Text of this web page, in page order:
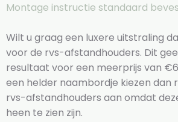
Montage instructie standaard
Wilt u graag een luxere uitstraling
voor de rvs-afstandhouders. Dit
resultaat voor een meerprijs van
een helder naambordje kiezen dan
rvs-afstandhouders aan omdat
heen te zien zijn.